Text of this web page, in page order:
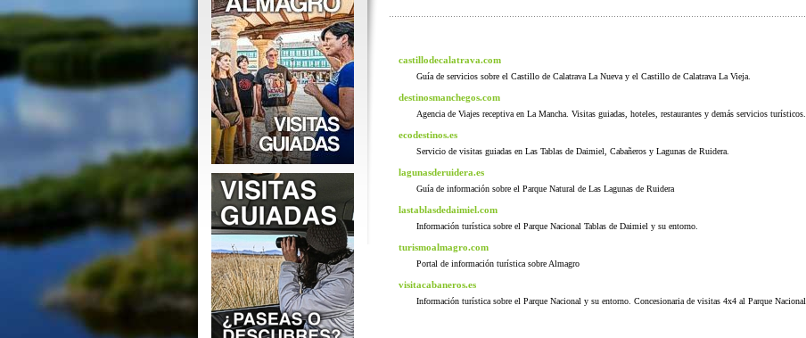
castillodecalatrava.com
Guía de servicios sobre el Castillo de Calatrava La Nueva y el Castillo de Calatrava La Vieja.
destinosmanchegos.com
Agencia de Viajes receptiva en La Mancha. Visitas guiadas, hoteles, restaurantes y demás servicios turísticos.
ecodestinos.es
Servicio de visitas guiadas en Las Tablas de Daimiel, Cabañeros y Lagunas de Ruidera.
lagunasderuidera.es
Guía de información sobre el Parque Natural de Las Lagunas de Ruidera
lastablasdedaimiel.com
Información turística sobre el Parque Nacional Tablas de Daimiel y su entorno.
turismoalmagro.com
Portal de información turística sobre Almagro
visitacabaneros.es
Información turística sobre el Parque Nacional y su entorno. Concesionaria de visitas 4x4 al Parque Nacional